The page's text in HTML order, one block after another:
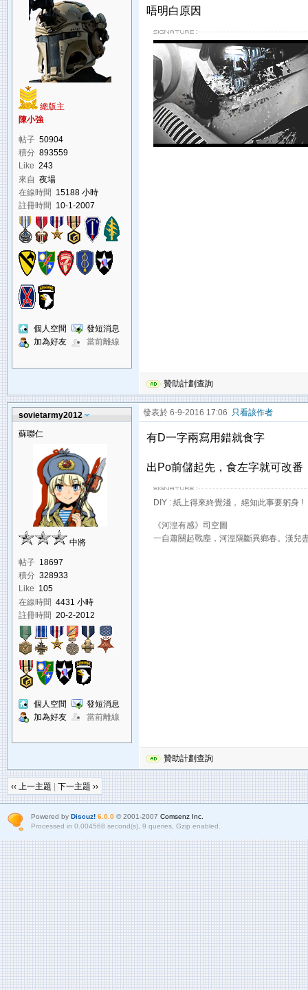
總版主
陳小強
帖子 50904
積分 893559
Like 243
來自 夜場
在線時間 15188 小時
註冊時間
10-1-2007
個人空間
發短消息
加為好友
當前離線
唔明白原因
贊助計劃查詢
sovietarmy2012
蘇聯仁
中將
帖子 18697
積分 328933
Like 105
在線時間 4431 小時
註冊時間 20-2-2012
個人空間
發短消息
加為好友
當前離線
發表於 6-9-2016 17:06 只看該作者
有D一字兩寫用錯就食字
出Po前儲起先，食左字就可改番
DIY : 紙上得來終覺淺， 絕知此事要躬身 !
《河湟有感》司空圖
一自蕭關起戰塵，河湟隔斷異鄉春。漢兒
贊助計劃查詢
‹‹ 上一主題 下一主題 ››
Powered by Discuz! 6.0.0© 2001-2007 Comsenz Inc.
Processed in 0.004568 second(s), 9 queries, Gzip enabled.